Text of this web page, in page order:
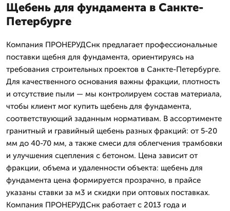
Щебень для фундамента в Санкте-
Петербурге
Компания ПРОНЕРУДСнк предлагает профессиональные
поставки щебня для фундамента, ориентируясь на
требования строительных проектов в Санкте-Петербурге.
Для качественного основания важны фракции, плотность
и отсутствие пыли — мы контролируем состав материала,
чтобы клиент мог купить щебень для фундамента,
соответствующий заданным нормативам. В ассортименте
гранитный и гравийный щебень разных фракций: от 5-20
мм до 40-70 мм, а также смеси для облегчения трамбовки
и улучшения сцепления с бетоном. Цена зависит от
фракции, объема и удаленности объекта: щебень для
фундамента цена формируется прозрачно, в прайсе
указаны ставки за м3 и скидки при оптовых поставках.
Компания ПРОНЕРУДСнк работает с 2013 года и